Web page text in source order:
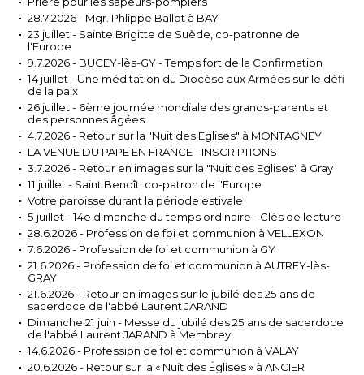
28.7.2026 - Mgr. Phlippe Ballot à BAY
23 juillet - Sainte Brigitte de Suède, co-patronne de
l'Europe
9.7.2026 - BUCEY-lès-GY - Temps fort de la Confirmation
14 juillet - Une méditation du Diocèse aux Armées sur le défi
de la paix
26 juillet - 6ème journée mondiale des grands-parents et
des personnes âgées
4.7.2026 - Retour sur la "Nuit des Eglises" à MONTAGNEY
LA VENUE DU PAPE EN FRANCE - INSCRIPTIONS
3.7.2026 - Retour en images sur la "Nuit des Eglises" à Gray
11 juillet - Saint Benoît, co-patron de l'Europe
Votre paroisse durant la période estivale
5 juillet - 14e dimanche du temps ordinaire - Clés de lecture
28.6.2026 - Profession de foi et communion à VELLEXON
7.6.2026 - Profession de foi et communion à GY
21.6.2026 - Profession de foi et communion à AUTREY-lès-
GRAY
21.6.2026 - Retour en images sur le jubilé des 25 ans de
sacerdoce de l'abbé Laurent JARAND
Dimanche 21 juin - Messe du jubilé des 25 ans de sacerdoce
de l'abbé Laurent JARAND à Membrey
14.6.2026 - Profession de foI et communion à VALAY
20.6.2026 - Retour sur la « Nuit des Églises » à ANCIER